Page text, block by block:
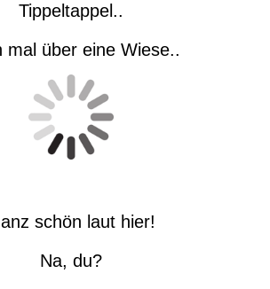
Tippeltappel..
mal über eine Wiese..
schön laut hier!
Na, du?